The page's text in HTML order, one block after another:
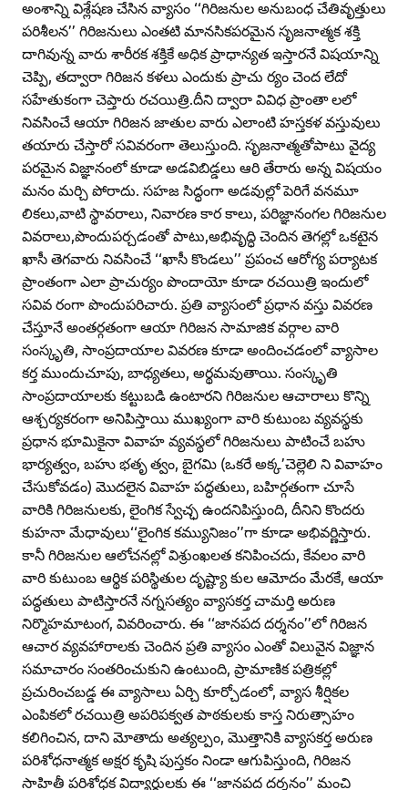
అంశాన్ని విశ్లేషణ చేసిన వ్యాసం ‘‘గిరిజనుల అనుబంధ చేతివృత్తులు
పరిశీలన’’ గిరిజనులు ఎంతటి మానసికపరమైన సృజనాత్మక శక్తి
దాగివున్న వారు శారీరక శక్తికే అధిక ప్రాధాన్యత ఇస్తారనే విషయాన్ని
చెప్పి, తద్వారా గిరిజన కళలు ఎందుకు ప్రాచు ర్యం చెంద లేదో
సహేతుకంగా చెప్తారు రచయిత్రి.దీని ద్వారా వివిధ ప్రాంతా లలో
నివసించే ఆయా గిరిజన జాతుల వారు ఎలాంటి హస్తకళ వస్తువులు
తయారు చేస్తారో సవివరంగా తెలుస్తుంది. సృజనాత్మతోపాటు వైద్య
పరమైన విజ్ఞానంలో కూడా అడవిబిడ్డలు ఆరి తేరారు అన్న విషయం
మనం మర్చి పోరాదు. సహజ సిద్ధంగా అడవుల్లో పెరిగే వనమూ
లికలు,వాటి స్థావరాలు, నివారణ కార కాలు, పరిజ్ఞానంగల గిరిజనుల
వివరాలు,పొందుపర్చడంతో పాటు,అభివృద్ధి చెందిన తెగల్లో ఒకటైన
ఖాసీ తెగవారు నివసించే ‘‘ఖాసీ కొండలు’’ ప్రపంచ ఆరోగ్య పర్యాటక
ప్రాంతంగా ఎలా ప్రాచుర్యం పొందాయో కూడా రచయిత్రి ఇందులో
సవివ రంగా పొందుపరిచారు. ప్రతి వ్యాసంలో ప్రధాన వస్తు వివరణ
చేస్తూనే అంతర్గతంగా ఆయా గిరిజన సామాజిక వర్గాల వారి
సంస్కృతి, సాంప్రదాయాల వివరణ కూడా అందించడంలో వ్యాసాల
కర్త ముందుచూపు, బాధ్యతలు, అర్థమవుతాయి. సంస్కృతి
సాంప్రదాయాలకు కట్టుబడి ఉంటారని గిరిజనుల ఆచారాలు కొన్ని
ఆశ్చర్యకరంగా అనిపిస్తాయి ముఖ్యంగా వారి కుటుంబ వ్యవస్థకు
ప్రధాన భూమికైనా వివాహ వ్యవస్థలో గిరిజనులు పాటించే బహు
భార్యత్వం, బహు భతృ త్వం, బైగమి (ఒకరే అక్క’చెల్లెలి ని వివాహం
చేసుకోవడం) మొదలైన వివాహ పద్ధతులు, బహిర్గతంగా చూసే
వారికి గిరిజనులకు, లైంగిక స్వేచ్ఛ ఉందనిపిస్తుంది, దీనిని కొందరు
కుహనా మేధావులు‘‘లైంగిక కమ్యునిజం’’గా కూడా అభివర్ణిస్తారు.
కానీ గిరిజనుల ఆలోచనల్లో విశ్రుంఖలత కనిపించదు, కేవలం వారి
వారి కుటుంబ ఆర్థిక పరిస్థితుల దృష్ట్యా కుల ఆమోదం మేరకే, ఆయా
పద్ధతులు పాటిస్తారనే నగ్నసత్యం వ్యాసకర్త చామర్తి అరుణ
నిర్మొహమాటంగ, వివరించారు. ఈ ‘‘జానపద దర్శనం’’లో గిరిజన
ఆచార వ్యవహారాలకు చెందిన ప్రతి వ్యాసం ఎంతో విలువైన విజ్ఞాన
సమాచారం సంతరించుకుని ఉంటుంది, ప్రామాణిక పత్రికల్లో
ప్రచురించబడ్డ ఈ వ్యాసాలు ఏర్చి కూర్చోడంలో, వ్యాస శీర్షికల
ఎంపికలో రచయిత్రి అపరిపక్వత పాఠకులకు కాస్త నిరుత్సాహం
కలిగించిన, దాని మోతాదు అత్యల్పం, మొత్తానికి వ్యాసకర్త అరుణ
పరిశోధనాత్మక అక్షర కృషి పుస్తకం నిండా ఆగుపిస్తుంది, గిరిజన
సాహితీ పరిశోధక విద్యార్థులకు ఈ ‘‘జానపద దర్శనం’’ మంచి